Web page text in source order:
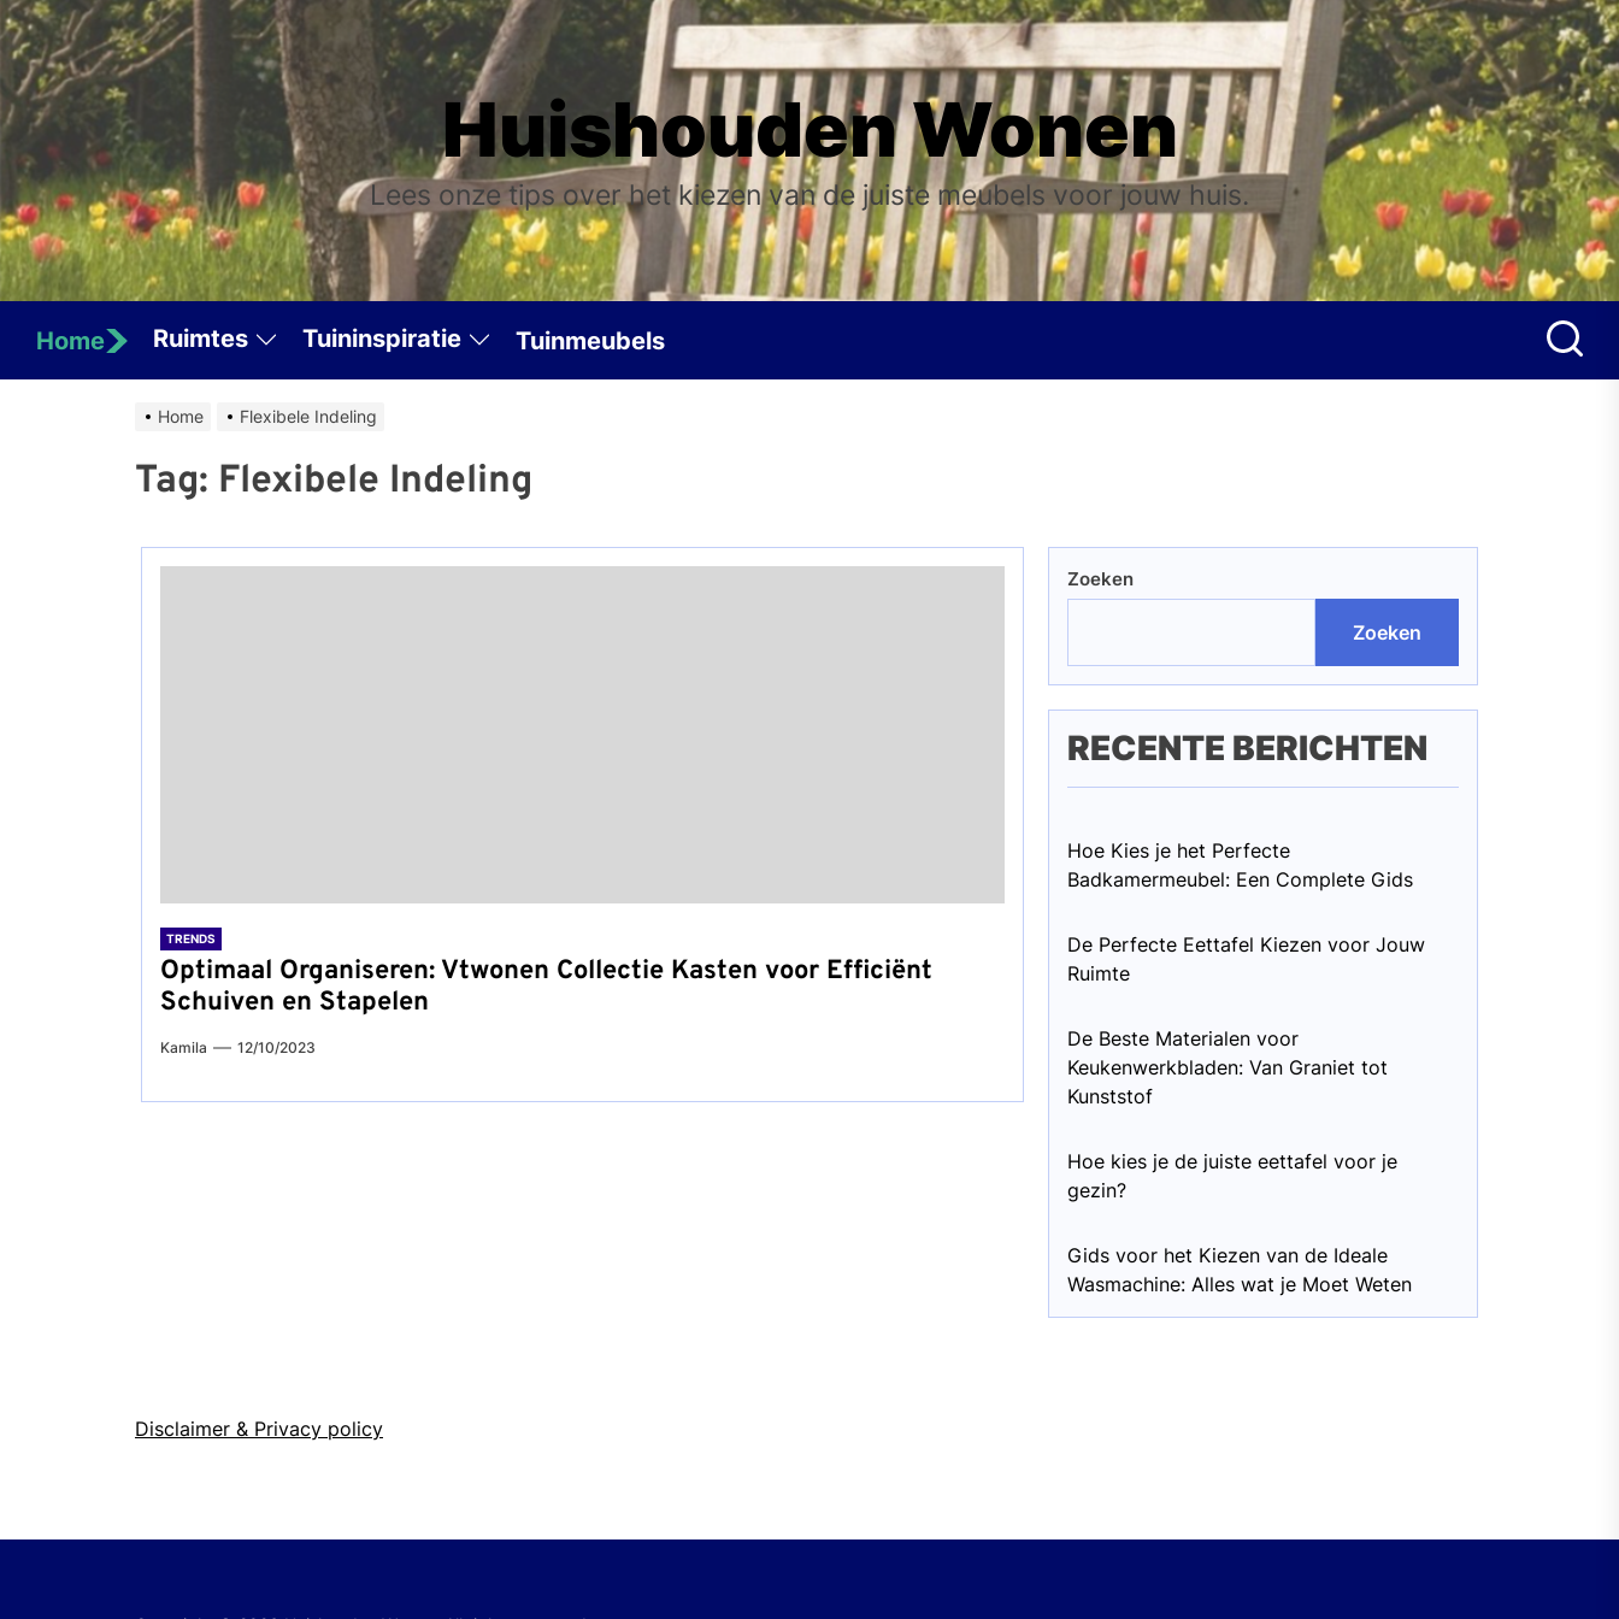
Skip
to
the
content
Huishouden Wonen
Lees onze tips over het kiezen van de juiste meubels voor jouw huis.
Home Ruimtes Tuininspiratie Tuinmeubels
Home Flexibele Indeling
Tag: Flexibele Indeling
TRENDS
Optimaal Organiseren: Vtwonen Collectie Kasten voor Efficiënt
Schuiven en Stapelen
Kamila 12/10/2023
Zoeken
Zoeken
RECENTE BERICHTEN
Hoe Kies je het Perfecte
Badkamermeubel: Een Complete Gids
De Perfecte Eettafel Kiezen voor Jouw
Ruimte
De Beste Materialen voor
Keukenwerkbladen: Van Graniet tot
Kunststof
Hoe kies je de juiste eettafel voor je
gezin?
Gids voor het Kiezen van de Ideale
Wasmachine: Alles wat je Moet Weten
Disclaimer & Privacy policy